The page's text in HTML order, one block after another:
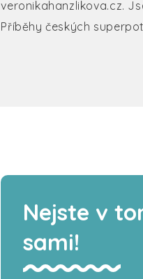
veronikahanzlikova.cz.
Příběhy českých
Nejste v
sami!